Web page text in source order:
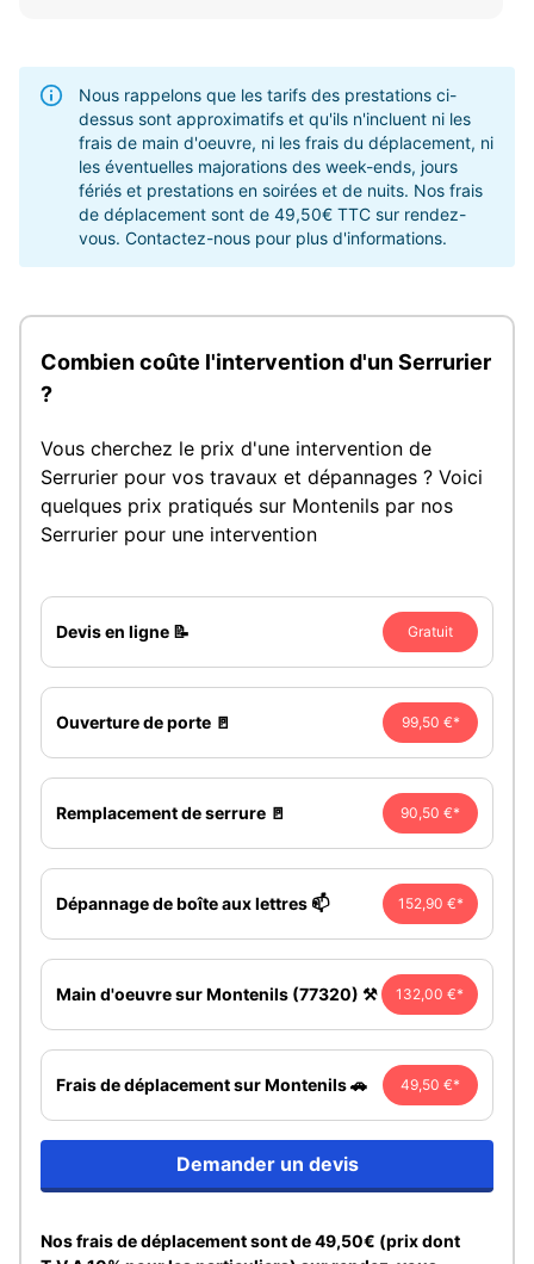
Nous rappelons que les tarifs des prestations ci-
dessus sont approximatifs et qu'ils n'incluent ni les
frais de main d'oeuvre, ni les frais du déplacement, ni
les éventuelles majorations des week-ends, jours
fériés et prestations en soirées et de nuits. Nos frais
de déplacement sont de 49,50€ TTC sur rendez-
vous. Contactez-nous pour plus d'informations.
Combien coûte l'intervention d'un Serrurier
?
Vous cherchez le prix d'une intervention de
Serrurier pour vos travaux et dépannages ? Voici
quelques prix pratiqués sur Montenils par nos
Serrurier pour une intervention
Devis en ligne 📝 Gratuit
Ouverture de porte 🚪 99,50 €*
Remplacement de serrure 🚪 90,50 €*
Dépannage de boîte aux lettres 📫 152,90 €*
Main d'oeuvre sur Montenils (77320) ⚒️ 132,00 €*
Frais de déplacement sur Montenils 🚗 49,50 €*
Demander un devis
Nos frais de déplacement sont de 49,50€ (prix dont